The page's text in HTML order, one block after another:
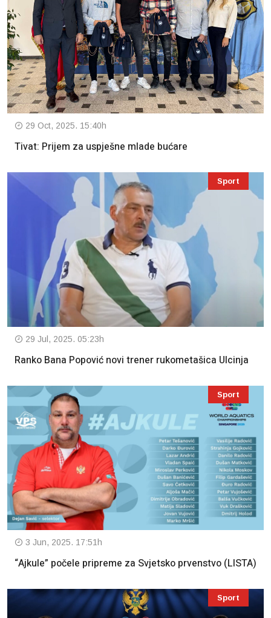
29 Oct, 2025. 15:40h
Tivat: Prijem za uspješne mlade bućare
Sport
29 Jul, 2025. 05:23h
Ranko Bana Popović novi trener rukometašica Ulcinja
Sport
3 Jun, 2025. 17:51h
“Ajkule” počele pripreme za Svjetsko prvenstvo (LISTA)
Sport